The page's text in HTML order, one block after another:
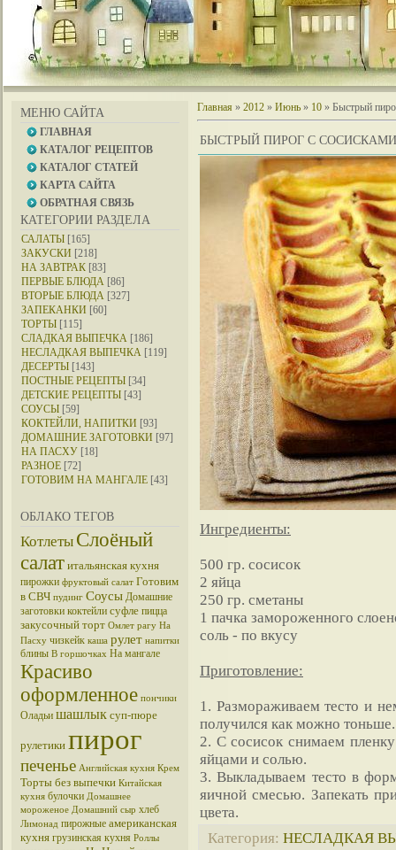
МЕНЮ САЙТА
ГЛАВНАЯ
КАТАЛОГ РЕЦЕПТОВ
КАТАЛОГ СТАТЕЙ
КАРТА САЙТА
ОБРАТНАЯ СВЯЗЬ
КАТЕГОРИИ РАЗДЕЛА
САЛАТЫ [165]
ЗАКУСКИ [218]
НА ЗАВТРАК [83]
ПЕРВЫЕ БЛЮДА [86]
ВТОРЫЕ БЛЮДА [327]
ЗАПЕКАНКИ [60]
ТОРТЫ [115]
СЛАДКАЯ ВЫПЕЧКА [186]
НЕСЛАДКАЯ ВЫПЕЧКА [119]
ДЕСЕРТЫ [143]
ПОСТНЫЕ РЕЦЕПТЫ [34]
ДЕТСКИЕ РЕЦЕПТЫ [43]
СОУСЫ [59]
КОКТЕЙЛИ, НАПИТКИ [93]
ДОМАШНИЕ ЗАГОТОВКИ [97]
НА ПАСХУ [18]
РАЗНОЕ [72]
ГОТОВИМ НА МАНГАЛЕ [43]
ОБЛАКО ТЕГОВ
Котлеты Слоёный
салат итальянская кухня
пирожки фруктовый салат Готовим
в СВЧ пудинг Соусы Домашние
заготовки коктейли суфле пицца
закусочный торт Омлет рагу На
Пасху чизкейк каша рулет напитки
блины В горшочках На мангале
Красиво
оформленное пончики
Оладьи шашлык суп-пюре
рулетики пирог
печенье Английская кухня Крем
Торты без выпечки Китайская
кухня булочки Домашнее
мороженое Домашний сыр хлеб
Лимонад пирожные американская
кухня грузинская кухня Роллы
Главная » 2012 » Июнь » 10 » Быстрый
БЫСТРЫЙ ПИРОГ С СОСИСКАМИ
Ингредиенты:
500 гр. сосисок
2 яйца
250 гр. сметаны
1 пачка замороженного
соль - по вкусу
Приготовление:
1. Размораживаем тесто и
получился как можно тоньше.
2. С сосисок снимаем
яйцами и солью.
3. Выкладываем тесто в
яичной смесью. Запекать
цвета.
Категория: НЕСЛАДКАЯ